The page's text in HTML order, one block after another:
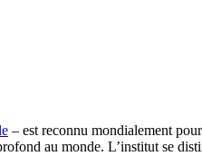
– est reconnu mondialement
au monde. L’institut se